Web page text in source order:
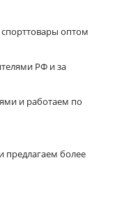
оптом
РФ и за
и работаем по
предлагаем более